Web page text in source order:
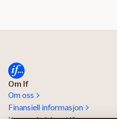
Om If
Om oss
Finansiell informasjon